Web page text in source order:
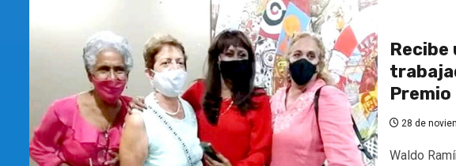
28 de
Waldo